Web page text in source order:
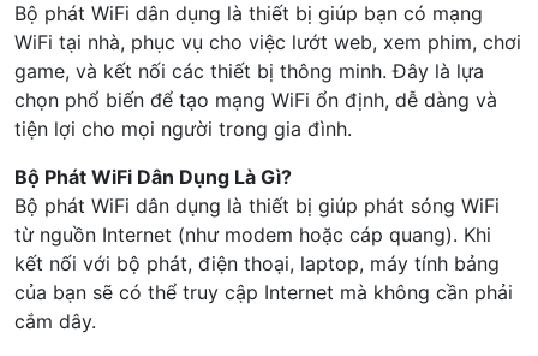
Bộ phát WiFi dân dụng là thiết bị giúp bạn có mạng
WiFi tại nhà, phục vụ cho việc lướt web, xem phim, chơi
game, và kết nối các thiết bị thông minh. Đây là lựa
chọn phổ biến để tạo mạng WiFi ổn định, dễ dàng và
tiện lợi cho mọi người trong gia đình.
Bộ Phát WiFi Dân Dụng Là Gì?
Bộ phát WiFi dân dụng là thiết bị giúp phát sóng WiFi
từ nguồn Internet (như modem hoặc cáp quang). Khi
kết nối với bộ phát, điện thoại, laptop, máy tính bảng
của bạn sẽ có thể truy cập Internet mà không cần phải
cắm dây.